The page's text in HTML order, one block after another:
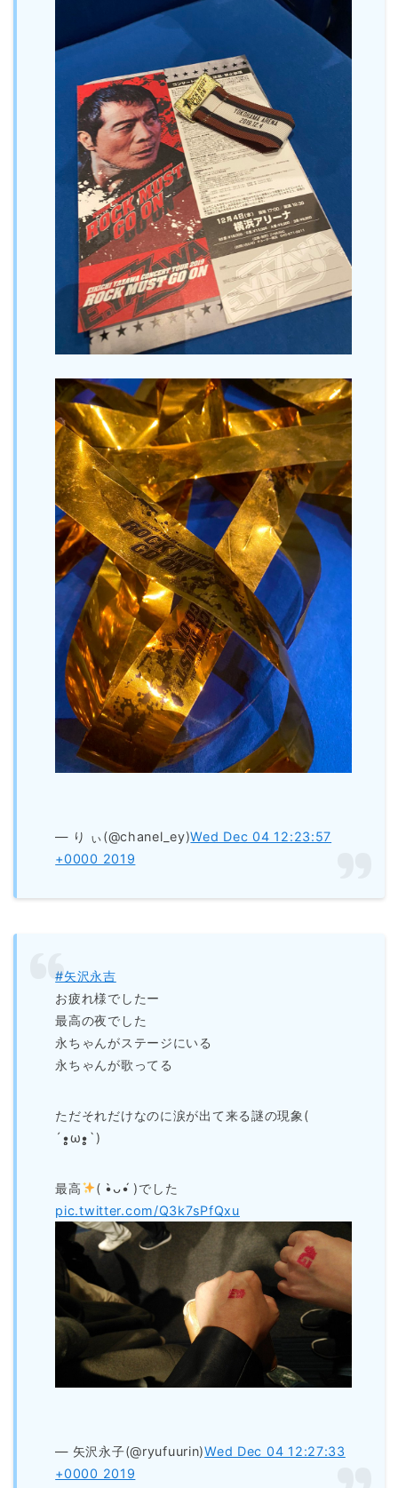
— り ぃ(@chanel_ey)Wed Dec 04 12:23:57
+0000 2019
#矢沢永吉
お疲れ様でしたー
最高の夜でした
永ちゃんがステージにいる
永ちゃんが歌ってる
ただそれだけなのに涙が出て来る謎の現象(
´•̥̥̥ω•̥̥̥`)
最高
( •̀ᴗ•́ )でした
pic.twitter.com/Q3k7sPfQxu
— 矢沢永子(@ryufuurin)Wed Dec 04 12:27:33
+0000 2019